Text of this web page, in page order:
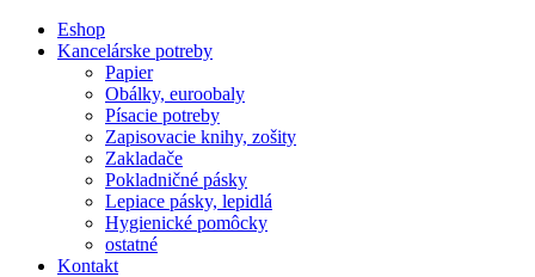
Eshop
Kancelárske potreby
Papier
Obálky, euroobaly
Písacie potreby
Zapisovacie knihy, zošity
Zakladače
Pokladničné pásky
Lepiace pásky, lepidlá
Hygienické pomôcky
ostatné
Kontakt